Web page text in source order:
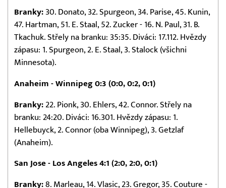
Branky: 30. Donato, 32. Spurgeon, 34. Parise, 45. Kunin,
47. Hartman, 51. E. Staal, 52. Zucker - 16. N. Paul, 31. B.
Tkachuk. Střely na branku: 35:35. Diváci: 17.112. Hvězdy
zápasu: 1. Spurgeon, 2. E. Staal, 3. Stalock (všichni
Minnesota).
Anaheim - Winnipeg 0:3 (0:0, 0:2, 0:1)
Branky: 22. Pionk, 30. Ehlers, 42. Connor. Střely na
branku: 24:20. Diváci: 16.301. Hvězdy zápasu: 1.
Hellebuyck, 2. Connor (oba Winnipeg), 3. Getzlaf
(Anaheim).
San Jose - Los Angeles 4:1 (2:0, 2:0, 0:1)
Branky: 8. Marleau, 14. Vlasic, 23. Gregor, 35. Couture -